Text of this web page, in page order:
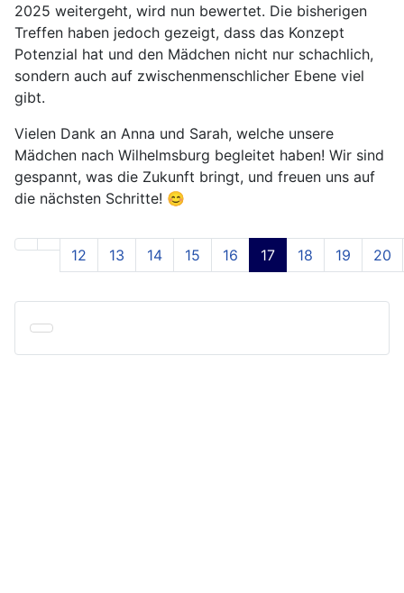
2025 weitergeht, wird nun bewertet. Die bisherigen
Treffen haben jedoch gezeigt, dass das Konzept
Potenzial hat und den Mädchen nicht nur schachlich,
sondern auch auf zwischenmenschlicher Ebene viel
gibt.
Vielen Dank an Anna und Sarah, welche unsere
Mädchen nach Wilhelmsburg begleitet haben! Wir sind
gespannt, was die Zukunft bringt, und freuen uns auf
die nächsten Schritte! 😊
Seite 17 von 24
12 13 14 15 16 17 18 19 20